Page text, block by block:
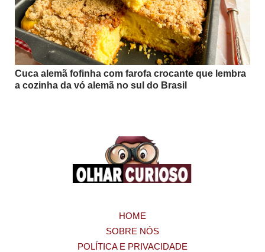
Cuca alemã fofinha com farofa crocante que lembra
a cozinha da vó alemã no sul do Brasil
HOME
SOBRE NÓS
POLÍTICA E PRIVACIDADE